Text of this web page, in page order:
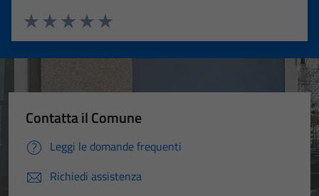
Valuta 5 stelle su 5
Valuta 4 stelle su 5
Valuta 3 stelle su 5
Valuta 2 stelle su 5
Valuta 1 stelle su 5
Contatta il Comune
Leggi le domande frequenti
Richiedi assistenza